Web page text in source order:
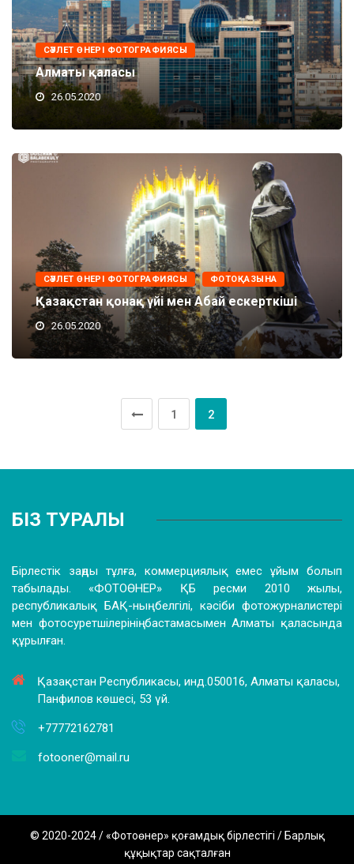
СӘУЛЕТ ӨНЕРІ ФОТОГРАФИЯСЫ
Алматы қаласы
26.05.2020
СӘУЛЕТ ӨНЕРІ ФОТОГРАФИЯСЫ ФОТОҚАЗЫНА
Қазақстан қонақ үйі мен Абай ескерткіші
26.05.2020
1 2
БІЗ ТУРАЛЫ
Бірлестік заңды тұлға, коммерциялық емес ұйым болып
табылады. «ФОТОӨНЕР» ҚБ ресми 2010 жылы,
республикалық БАҚ-ның белгілі, кәсіби фотожурналистері
мен фотосуретшілерінің бастамасымен Алматы қаласында
құрылған.
Қазақстан Республикасы, инд.050016, Алматы қаласы,
Панфилов көшесі, 53 үй.
+77772162781
fotooner@mail.ru
© 2020-2024 / «Фотоөнер» қоғамдық бірлестігі / Барлық
құқықтар сақталған